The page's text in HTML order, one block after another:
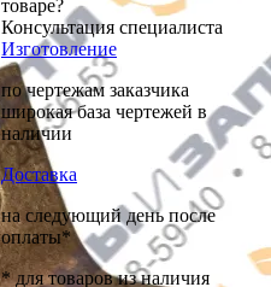
товаре?
Консультация специалиста
Изготовление
по чертежам заказчика
широкая база чертежей в
наличии
Доставка
на следующий день после
оплаты*
* для товаров из наличия